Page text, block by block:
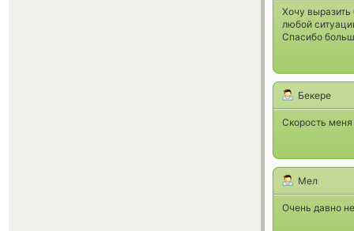
Хочу выразить
любой
Спасибо
Бекере
Скорость меня
Мел
Очень давно